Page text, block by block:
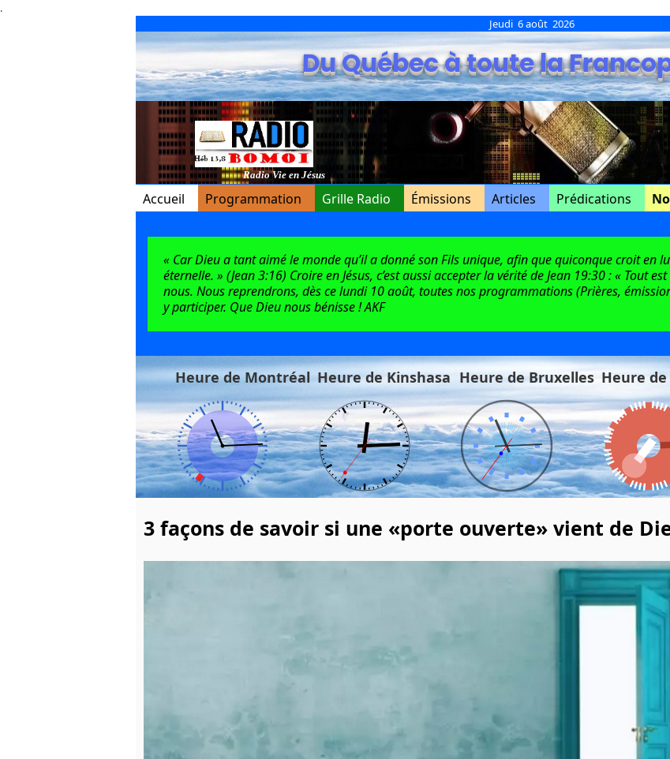
.
Jeudi 6 août 2026
Du Québec à toute la
Radio Vie en Jésus
Accueil Programmation Grille Radio Émissions Articles Prédications
« Car Dieu a tant aimé le monde qu’il a donné son Fils unique, afin que quiconque croit en
éternelle. » (Jean 3:16) Croire en Jésus, c’est aussi accepter la vérité de Jean 19:30 : « Tout
nous. Nous reprendrons, dès ce lundi 10 août, toutes nos programmations (Prières,
y participer. Que Dieu nous bénisse ! AKF
Heure de Montréal Heure de Kinshasa Heure de Bruxelles Heure
3 façons de savoir si une «porte ouverte» vient de